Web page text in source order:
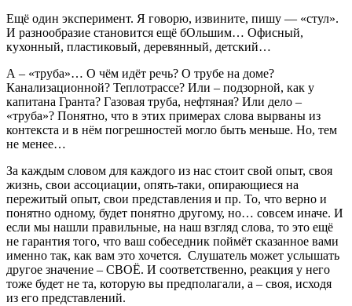
Ещё один эксперимент. Я говорю, извините, пишу — «стул».
И разнообразие становится ещё бОльшим… Офисный,
кухонный, пластиковый, деревянный, детский…
А – «труба»… О чём идёт речь? О трубе на доме?
Канализационной? Теплотрассе? Или – подзорной, как у
капитана Гранта? Газовая труба, нефтяная? Или дело –
«труба»? Понятно, что в этих примерах слова вырваны из
контекста и в нём погрешностей могло быть меньше. Но, тем
не менее…
За каждым словом для каждого из нас стоит свой опыт, своя
жизнь, свои ассоциации, опять-таки, опирающиеся на
пережитый опыт, свои представления и пр. То, что верно и
понятно одному, будет понятно другому, но… совсем иначе. И
если мы нашли правильные, на наш взгляд слова, то это ещё
не гарантия того, что ваш собеседник поймёт сказанное вами
именно так, как вам это хочется. Слушатель может услышать
другое значение – СВОЁ. И соответственно, реакция у него
тоже будет не та, которую вы предполагали, а – своя, исходя
из его представлений.